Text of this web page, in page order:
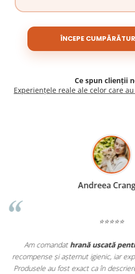
ÎNCEPE
Ce spun clienții
Experiențele reale ale celor care
Madalina
⭐⭐⭐⭐⭐
Apreciez foarte mult faptul că pe
doar hrană, ci și produse din
antiparazitare, suplimente și